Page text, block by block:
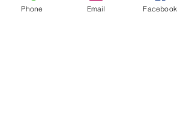
Phone Email Facebook